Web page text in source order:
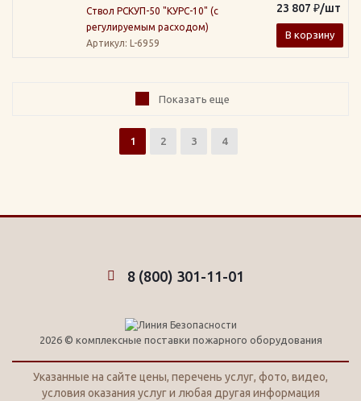
Ствол РСКУП-50 "КУРС-10" (с
регулируемым расходом)
Артикул: L-6959
23 807 ₽/шт
В корзину
Показать еще
1 2 3 4
8 (800) 301-11-01
2026 © комплексные поставки пожарного оборудования
Указанные на сайте цены, перечень услуг, фото, видео,
условия оказания услуг и любая другая информация